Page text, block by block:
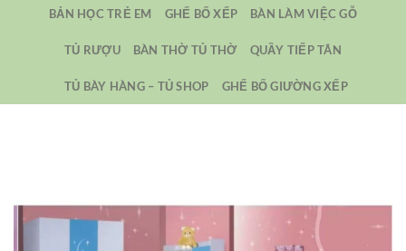
BẢN HỌC TRẺ EM GHẾ BỐ XẾP BÀN LÀM VIỆC GỖ
TỦ RƯỢU BÀN THỜ TỦ THỜ QUẦY TIẾP TÂN
TỦ BÀY HÀNG – TỦ SHOP GHẾ BỐ GIƯỜNG XẾP